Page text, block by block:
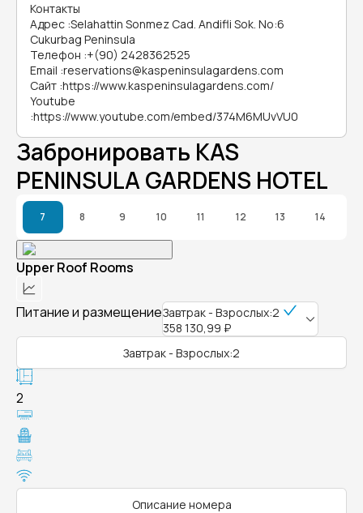
Контакты
Адрес :Selahattin Sonmez Cad. Andifli Sok. No:6
Cukurbag Peninsula
Телефон :+(90) 2428362525
Email :reservations@kaspeninsulagardens.com
Сайт :https://www.kaspeninsulagardens.com/
Youtube
:https://www.youtube.com/embed/374M6MUvVU0
Забронировать KAS
PENINSULA GARDENS HOTEL
7 8 9 10 11 12 13 14
Upper Roof Rooms
Питание и размещениеЗавтрак - Взрослых:2
358 130,99 ₽
Завтрак - Взрослых:2
2
Описание номера